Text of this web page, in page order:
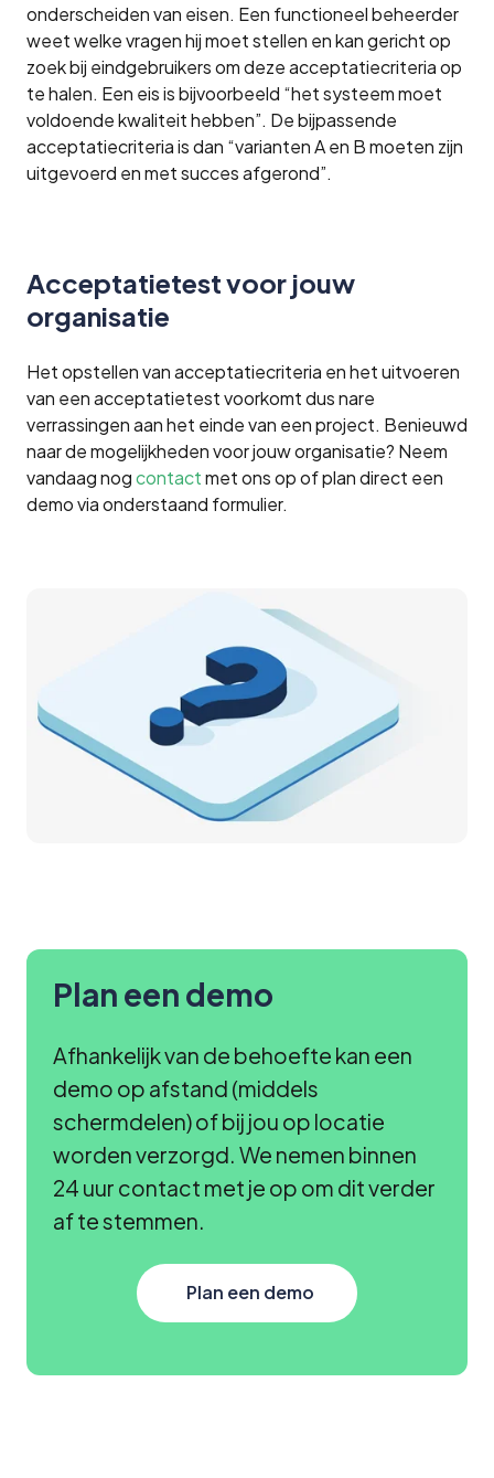
onderscheiden van eisen. Een functioneel beheerder
weet welke vragen hij moet stellen en kan gericht op
zoek bij eindgebruikers om deze acceptatiecriteria op
te halen. Een eis is bijvoorbeeld “het systeem moet
voldoende kwaliteit hebben”. De bijpassende
acceptatiecriteria is dan “varianten A en B moeten zijn
uitgevoerd en met succes afgerond”.
Acceptatietest voor jouw
organisatie
Het opstellen van acceptatiecriteria en het uitvoeren
van een acceptatietest voorkomt dus nare
verrassingen aan het einde van een project. Benieuwd
naar de mogelijkheden voor jouw organisatie? Neem
vandaag nogcontactmet ons op of plan direct een
demo via onderstaand formulier.
Plan een demo
Afhankelijk van de behoefte kan een
demo op afstand (middels
schermdelen) of bij jou op locatie
worden verzorgd. We nemen binnen
24 uur contact met je op om dit verder
af te stemmen.
Plan een demo